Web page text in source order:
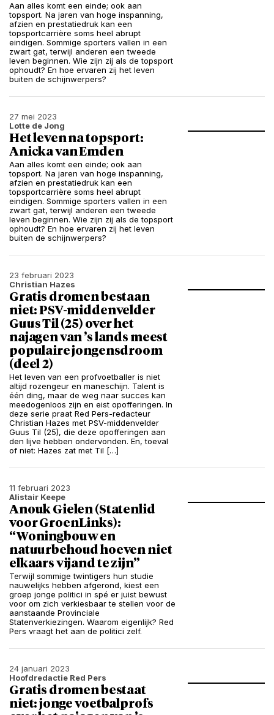
Aan alles komt een einde; ook aan
topsport. Na jaren van hoge inspanning,
afzien en prestatiedruk kan een
topsportcarrière soms heel abrupt
eindigen. Sommige sporters vallen in een
zwart gat, terwijl anderen een tweede
leven beginnen. Wie zijn zij als de topsport
ophoudt? En hoe ervaren zij het leven
buiten de schijnwerpers?
27 mei 2023
Lotte de Jong
Het leven na topsport:
Anicka van Emden
Aan alles komt een einde; ook aan
topsport. Na jaren van hoge inspanning,
afzien en prestatiedruk kan een
topsportcarrière soms heel abrupt
eindigen. Sommige sporters vallen in een
zwart gat, terwijl anderen een tweede
leven beginnen. Wie zijn zij als de topsport
ophoudt? En hoe ervaren zij het leven
buiten de schijnwerpers?
23 februari 2023
Christian Hazes
Gratis dromen bestaan
niet: PSV-middenvelder
Guus Til (25) over het
najagen van ’s lands meest
populaire jongensdroom
(deel 2)
Het leven van een profvoetballer is niet
altijd rozengeur en maneschijn. Talent is
één ding, maar de weg naar succes kan
meedogenloos zijn en eist opofferingen. In
deze serie praat Red Pers-redacteur
Christian Hazes met PSV-middenvelder
Guus Til (25), die deze opofferingen aan
den lijve hebben ondervonden. En, toeval
of niet: Hazes zat met Til […]
11 februari 2023
Alistair Keepe
Anouk Gielen (Statenlid
voor GroenLinks):
“Woningbouw en
natuurbehoud hoeven niet
elkaars vijand te zijn”
Terwijl sommige twintigers hun studie
nauwelijks hebben afgerond, kiest een
groep jonge politici in spé er juist bewust
voor om zich verkiesbaar te stellen voor de
aanstaande Provinciale
Statenverkiezingen. Waarom eigenlijk? Red
Pers vraagt het aan de politici zelf.
24 januari 2023
Hoofdredactie Red Pers
Gratis dromen bestaat
niet: jonge voetbalprofs